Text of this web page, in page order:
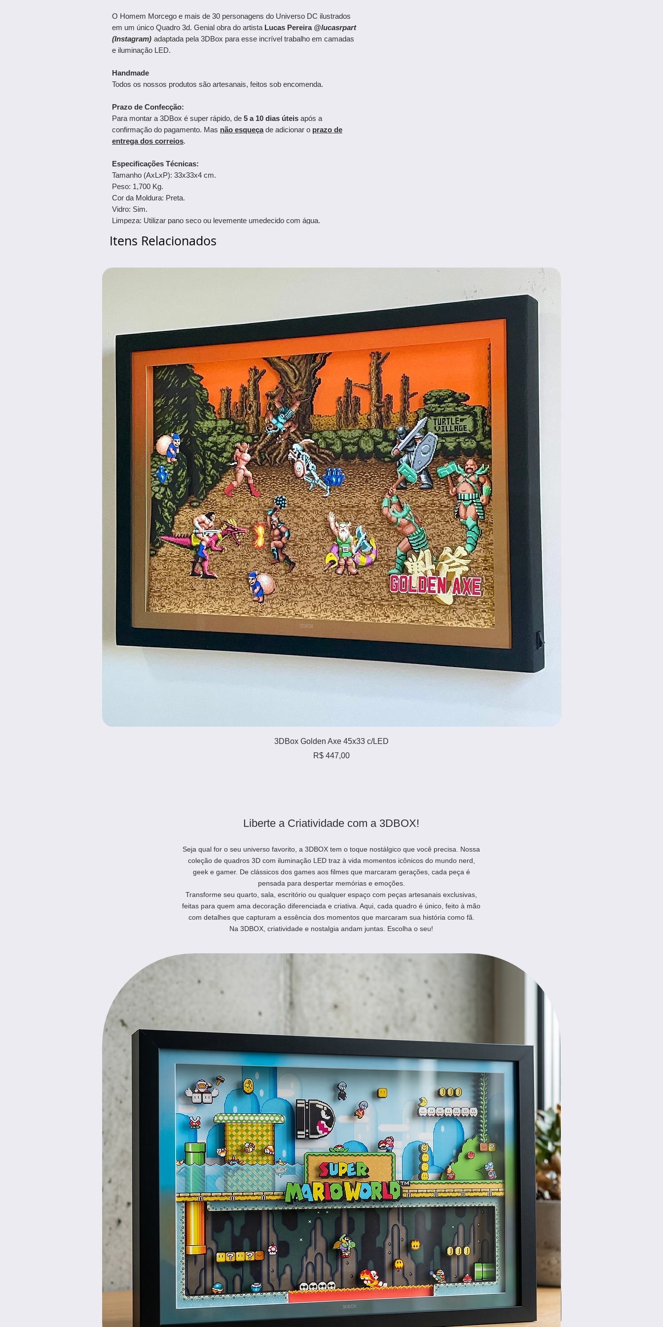
O Homem Morcego e mais de 30 personagens do Universo DC ilustrados
em um único Quadro 3d. Genial obra do artista Lucas Pereira @lucasrpart
(Instagram) adaptada pela 3DBox para esse incrível trabalho em camadas
e iluminação LED.
Handmade
Todos os nossos produtos são artesanais, feitos sob encomenda.
Prazo de Confecção:
Para montar a 3DBox é super rápido, de 5 a 10 dias úteis após a
confirmação do pagamento. Mas não esqueçade adicionar o prazo de
entrega dos correios.
Especificações Técnicas:
Tamanho (AxLxP): 33x33x4 cm.
Peso: 1,700 Kg.
Cor da Moldura: Preta.
Vidro: Sim.
Limpeza: Utilizar pano seco ou levemente umedecido com água.
Itens Relacionados
Visualização rápida
3DBox Golden Axe 45x33 c/LED
Preço
R$ 447,00
Liberte a Criatividade com a 3DBOX!
Seja qual for o seu universo favorito, a 3DBOX tem o toque nostálgico que você precisa. Nossa
coleção de quadros 3D com iluminação LED traz à vida momentos icônicos do mundo nerd,
geek e gamer. De clássicos dos games aos filmes que marcaram gerações, cada peça é
pensada para despertar memórias e emoções.
Transforme seu quarto, sala, escritório ou qualquer espaço com peças artesanais exclusivas,
feitas para quem ama decoração diferenciada e criativa. Aqui, cada quadro é único, feito à mão
com detalhes que capturam a essência dos momentos que marcaram sua história como fã.
Na 3DBOX, criatividade e nostalgia andam juntas. Escolha o seu!